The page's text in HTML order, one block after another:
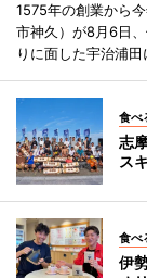
1575年の創業から
市神久）が8月6日
りに面した宇治浦田
食べ
志
ス
食べ
伊